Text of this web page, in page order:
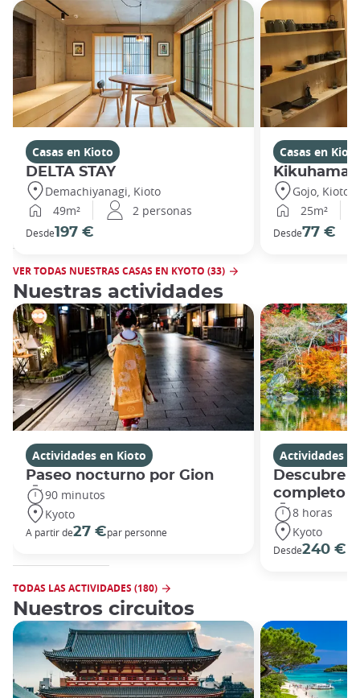
Casas en Kioto
DELTA STAY
Demachiyanagi, Kioto
49m²
2 personas
Desde197 €
Casas en Kioto
Kikuhama
Gojo, Kioto
25m²
Desde77 €
VER TODAS NUESTRAS CASAS EN KYOTO (33)
Nuestras actividades
Actividades en Kioto
Paseo nocturno por Gion
90 minutos
Kyoto
A partir de27 €par personne
Actividades
Descubre
completo
8 horas
Kyoto
Desde240 €
TODAS LAS ACTIVIDADES (180)
Nuestros circuitos